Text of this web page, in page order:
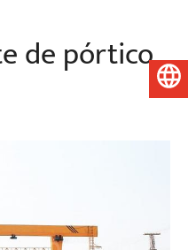
de pórtico
Português do Brasil